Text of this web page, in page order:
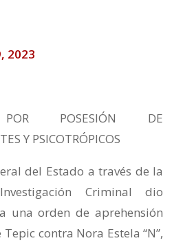
2023
POR POSESIÓN DE
Y PSICOTRÓPICOS
del Estado a través de la
Criminal dio
una orden de aprehensión
contra Nora Estela “N”,